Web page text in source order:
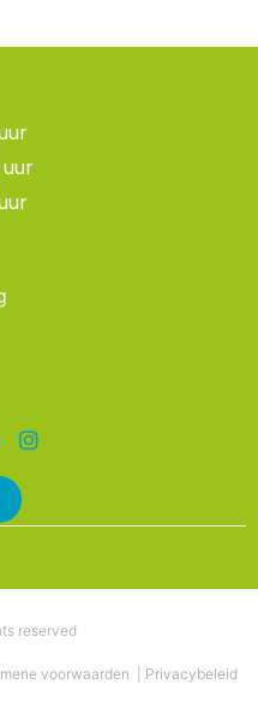
uur
reserved
voorwaarden Privacybeleid